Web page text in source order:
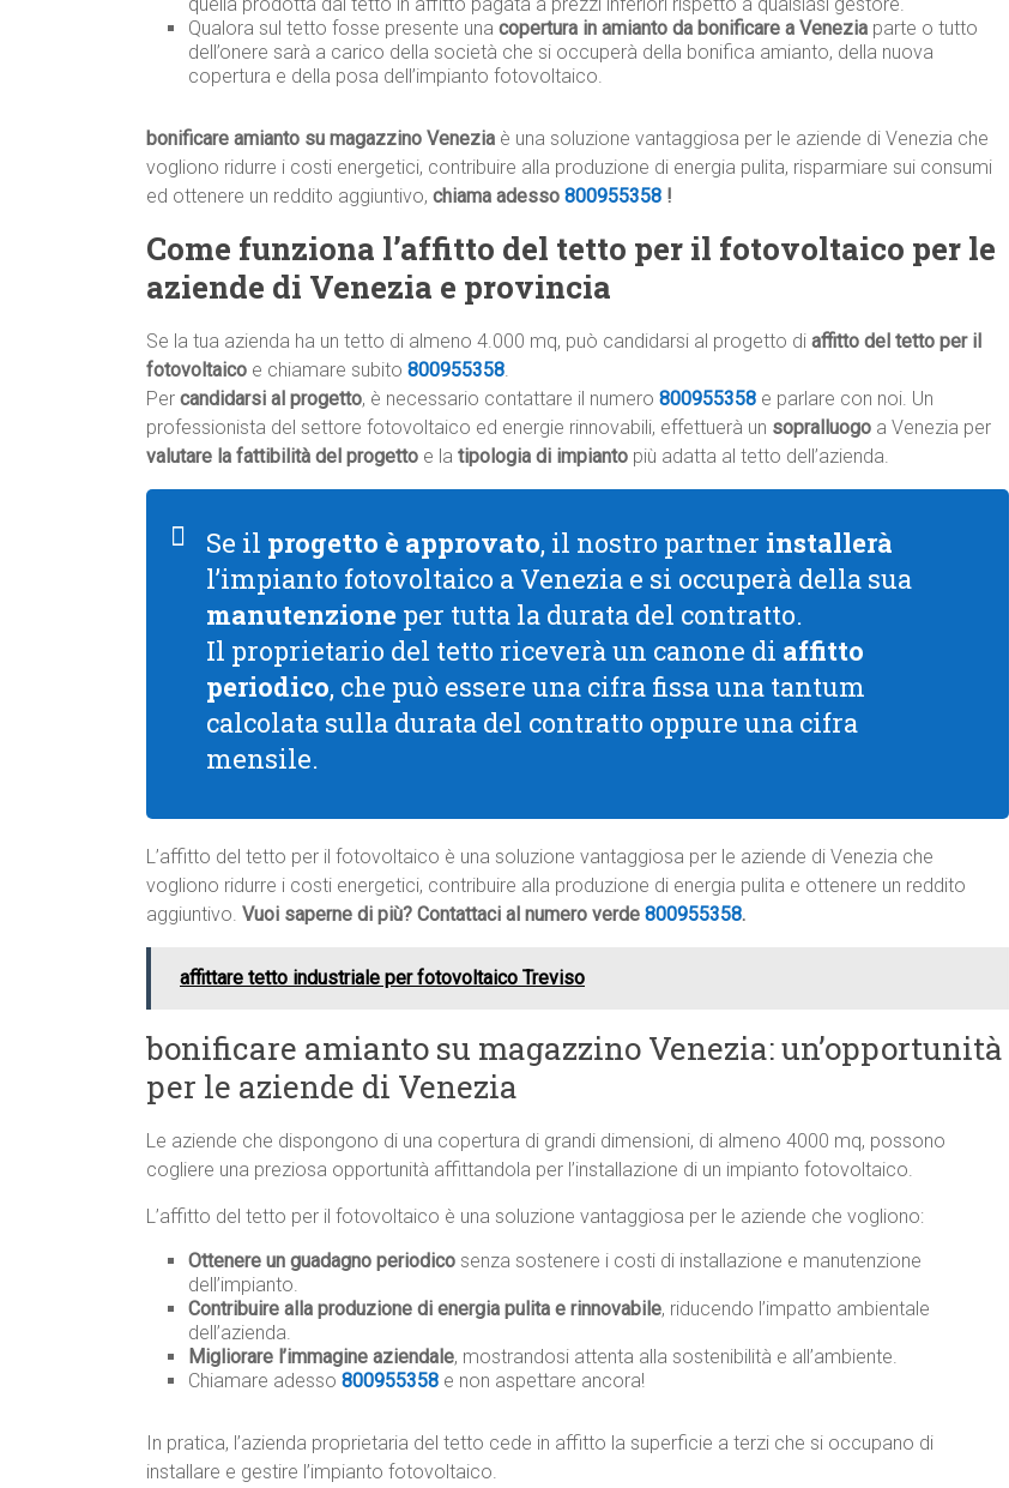
Qualora sul tetto fosse presente una copertura in amianto da bonificare a Venezia parte o tutto
dell’onere sarà a carico della società che si occuperà della bonifica amianto, della nuova
copertura e della posa dell’impianto fotovoltaico.
bonificare amianto su magazzino Venezia è una soluzione vantaggiosa per le aziende di Venezia che
vogliono ridurre i costi energetici, contribuire alla produzione di energia pulita, risparmiare sui consumi
ed ottenere un reddito aggiuntivo, chiama adesso 800955358 !
Come funziona l’affitto del tetto per il fotovoltaico per le
aziende di Venezia e provincia
Se la tua azienda ha un tetto di almeno 4.000 mq, può candidarsi al progetto di affitto del tetto per il
fotovoltaico e chiamare subito 800955358.
Per candidarsi al progetto, è necessario contattare il numero 800955358 e parlare con noi. Un
professionista del settore fotovoltaico ed energie rinnovabili, effettuerà un sopralluogo a Venezia per
valutare la fattibilità del progetto e la tipologia di impianto più adatta al tetto dell’azienda.
Se il progetto è approvato, il nostro partner installerà
l’impianto fotovoltaico a Venezia e si occuperà della sua
manutenzione per tutta la durata del contratto.
Il proprietario del tetto riceverà un canone di affitto
periodico, che può essere una cifra fissa una tantum
calcolata sulla durata del contratto oppure una cifra
mensile.
L’affitto del tetto per il fotovoltaico è una soluzione vantaggiosa per le aziende di Venezia che
vogliono ridurre i costi energetici, contribuire alla produzione di energia pulita e ottenere un reddito
aggiuntivo. Vuoi saperne di più? Contattaci al numero verde 800955358.
affittare tetto industriale per fotovoltaico Treviso
bonificare amianto su magazzino Venezia: un’opportunità
per le aziende di Venezia
Le aziende che dispongono di una copertura di grandi dimensioni, di almeno 4000 mq, possono
cogliere una preziosa opportunità affittandola per l’installazione di un impianto fotovoltaico.
L’affitto del tetto per il fotovoltaico è una soluzione vantaggiosa per le aziende che vogliono:
Ottenere un guadagno periodico senza sostenere i costi di installazione e manutenzione
dell’impianto.
Contribuire alla produzione di energia pulita e rinnovabile, riducendo l’impatto ambientale
dell’azienda.
Migliorare l’immagine aziendale, mostrandosi attenta alla sostenibilità e all’ambiente.
Chiamare adesso 800955358 e non aspettare ancora!
In pratica, l’azienda proprietaria del tetto cede in affitto la superficie a terzi che si occupano di
installare e gestire l’impianto fotovoltaico.